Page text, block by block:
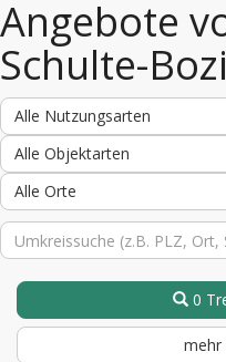
Angebote
Schulte-
Alle Nutzungsarten
Alle Objektarten
Alle Orte
0
mehr